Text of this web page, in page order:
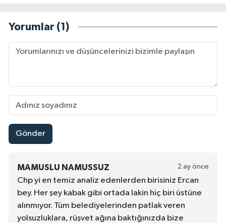
Yorumlar (1)
Gönder
MAMUSLU NAMUSSUZ 2 ay önce
Chp yi en temiz analiz edenlerden birisiniz Ercan
bey. Her şey kabak gibi ortada lakin hiç biri üstüne
alınmıyor. Tüm belediyelerinden patlak veren
yolsuzluklara, rüşvet ağına baktığınızda bize